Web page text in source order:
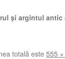
şi argintul
totală este555